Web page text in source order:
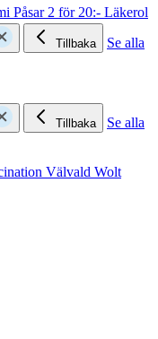
Påsar2 för 20:- Läkerol
Tillbaka
Se alla
Tillbaka
Se alla
Välvald Wolt